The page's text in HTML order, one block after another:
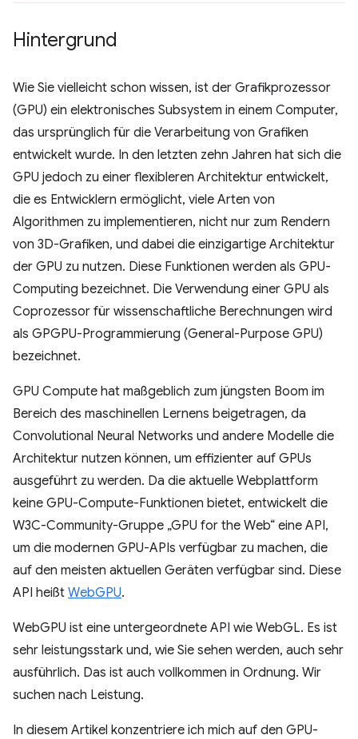
Hintergrund
Wie Sie vielleicht schon wissen, ist der Grafikprozessor
(GPU) ein elektronisches Subsystem in einem Computer,
das ursprünglich für die Verarbeitung von Grafiken
entwickelt wurde. In den letzten zehn Jahren hat sich die
GPU jedoch zu einer flexibleren Architektur entwickelt,
die es Entwicklern ermöglicht, viele Arten von
Algorithmen zu implementieren, nicht nur zum Rendern
von 3D-Grafiken, und dabei die einzigartige Architektur
der GPU zu nutzen. Diese Funktionen werden als GPU-
Computing bezeichnet. Die Verwendung einer GPU als
Coprozessor für wissenschaftliche Berechnungen wird
als GPGPU-Programmierung (General-Purpose GPU)
bezeichnet.
GPU Compute hat maßgeblich zum jüngsten Boom im
Bereich des maschinellen Lernens beigetragen, da
Convolutional Neural Networks und andere Modelle die
Architektur nutzen können, um effizienter auf GPUs
ausgeführt zu werden. Da die aktuelle Webplattform
keine GPU-Compute-Funktionen bietet, entwickelt die
W3C-Community-Gruppe „GPU for the Web“ eine API,
um die modernen GPU-APIs verfügbar zu machen, die
auf den meisten aktuellen Geräten verfügbar sind. Diese
API heißt WebGPU.
WebGPU ist eine untergeordnete API wie WebGL. Es ist
sehr leistungsstark und, wie Sie sehen werden, auch sehr
ausführlich. Das ist auch vollkommen in Ordnung. Wir
suchen nach Leistung.
In diesem Artikel konzentriere ich mich auf den GPU-